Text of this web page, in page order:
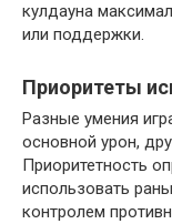
кулдауна
или поддержки.
Приоритеты
Разные умения
основной урон,
Приоритетность
использовать
контролем